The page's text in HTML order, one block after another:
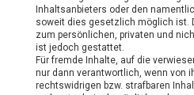
Inhaltsanbieters oder den
soweit dies gesetzlich möglich ist.
zum persönlichen, privaten und
ist jedoch gestattet.
Für fremde Inhalte, auf die
nur dann verantwortlich, wenn von
rechtswidrigen bzw. strafbaren